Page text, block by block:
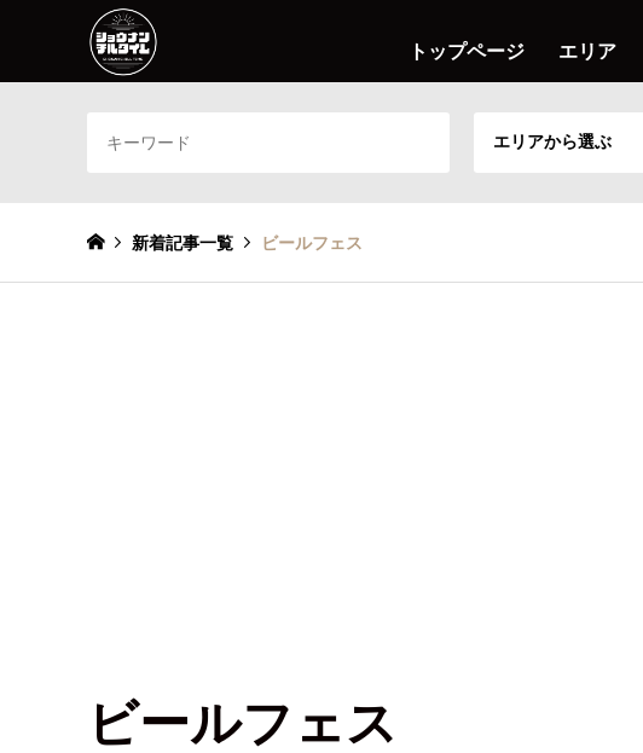
トップページ エリア
エリアから選ぶ
新着記事一覧 ビールフェス
ビールフェス